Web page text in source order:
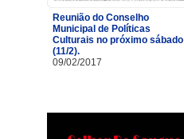
Reunião do Conselho
Municipal de Políticas
Culturais no próximo sábado
(11/2).
09/02/2017